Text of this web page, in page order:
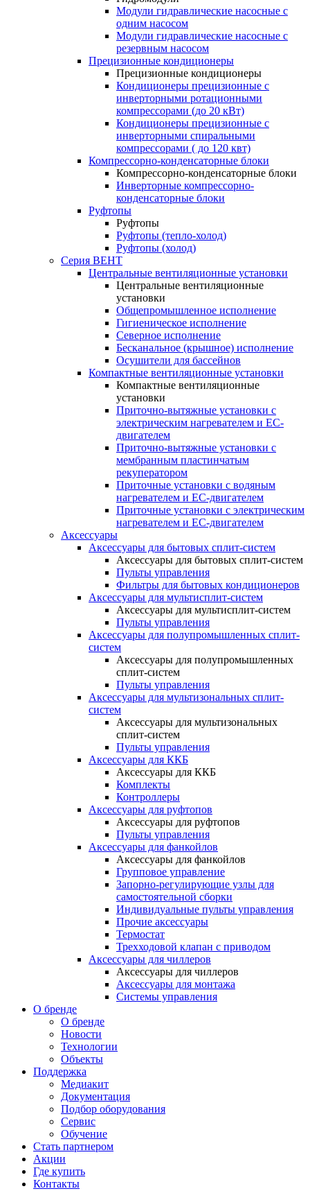
Модули гидравлические насосные с
одним насосом
Модули гидравлические насосные с
резервным насосом
Прецизионные кондиционеры
Прецизионные кондиционеры
Кондиционеры прецизионные c
инверторными ротационными
компрессорами (до 20 кВт)
Кондиционеры прецизионные c
инверторными спиральными
компрессорами ( до 120 квт)
Компрессорно-конденсаторные блоки
Компрессорно-конденсаторные блоки
Инверторные компрессорно-
конденсаторные блоки
Руфтопы
Руфтопы
Руфтопы (тепло-холод)
Руфтопы (холод)
Серия ВЕНТ
Центральные вентиляционные установки
Центральные вентиляционные
установки
Общепромышленное исполнение
Гигиеническое исполнение
Северное исполнение
Бесканальное (крышное) исполнение
Осушители для бассейнов
Компактные вентиляционные установки
Компактные вентиляционные
установки
Приточно-вытяжные установки с
электрическим нагревателем и EC-
двигателем
Приточно-вытяжные установки с
мембранным пластинчатым
рекуператором
Приточные установки с водяным
нагревателем и EC-двигателем
Приточные установки с электрическим
нагревателем и EC-двигателем
Аксессуары
Аксессуары для бытовых сплит-систем
Аксессуары для бытовых сплит-систем
Пульты управления
Фильтры для бытовых кондиционеров
Аксессуары для мультисплит-систем
Аксессуары для мультисплит-систем
Пульты управления
Аксессуары для полупромышленных сплит-
систем
Аксессуары для полупромышленных
сплит-систем
Пульты управления
Аксессуары для мультизональных сплит-
систем
Аксессуары для мультизональных
сплит-систем
Пульты управления
Аксессуары для ККБ
Аксессуары для ККБ
Комплекты
Контроллеры
Аксессуары для руфтопов
Аксессуары для руфтопов
Пульты управления
Аксессуары для фанкойлов
Аксессуары для фанкойлов
Групповое управление
Запорно-регулирующие узлы для
самостоятельной сборки
Индивидуальные пульты управления
Прочие аксессуары
Термостат
Трехходовой клапан с приводом
Аксессуары для чиллеров
Аксессуары для чиллеров
Аксессуары для монтажа
Системы управления
О бренде
О бренде
Новости
Технологии
Объекты
Поддержка
Медиакит
Документация
Подбор оборудования
Сервис
Обучение
Стать партнером
Акции
Где купить
Контакты